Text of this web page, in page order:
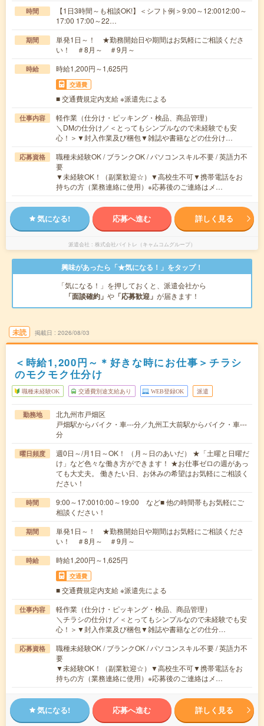
時間
【1日3時間～も相談OK!】＜シフト例＞9:00～12:0012:00～
17:00 17:00～22…
期間
単発1日～！ ★勤務開始日や期間はお気軽にご相談くださ
い！ ＃8月～ ＃9月～
時給 時給1,200円～1,625円
交通費
■ 交通費規定内支給 ※派遣先による
仕事内容
軽作業（仕分け・ピッキング・検品、商品管理）
＼DMの仕分け／＜とってもシンプルなので未経験でも安
心！＞▼封入作業及び梱包▼雑誌や書籍などの仕分け…
応募資格
職種未経験OK / ブランクOK / パソコンスキル不要 / 英語力不
要
▼未経験OK！（副業歓迎☆）▼高校生不可▼携帯電話をお
持ちの方（業務連絡に使用）※応募後のご連絡はメ…
気になる! 応募へ進む 詳しく見る
派遣会社 株式会社バイトレ（キャムコムグループ）
興味があったら「★気になる！」をタップ！
「気になる！」を押しておくと、派遣会社から
「面談確約」 や 「応募歓迎」 が届きます！
未読 掲載日 2026/08/03
＜時給1,200円～＊好きな時にお仕事＞チラシ
のモクモク仕分け
職種未経験OK 交通費別途支給あり WEB登録OK 派遣
勤務地
北九州市戸畑区
戸畑駅からバイク・車---分／九州工大前駅からバイク・車---
分
曜日頻度
週0日～/月1日～OK！ （月～日のあいだ） ★「土曜と日曜だ
け」など色々な働き方ができます！ ★お仕事ゼロの週があっ
ても大丈夫。 働きたい日、お休みの希望はお気軽にご相談く
ださい！
時間
9:00～17:0010:00～19:00 など■ 他の時間帯もお気軽にご
相談ください！
期間
単発1日～！ ★勤務開始日や期間はお気軽にご相談くださ
い！ ＃8月～ ＃9月～
時給 時給1,200円～1,625円
交通費
■ 交通費規定内支給 ※派遣先による
仕事内容
軽作業（仕分け・ピッキング・検品、商品管理）
＼チラシの仕分け／＜とってもシンプルなので未経験でも安
心！＞▼封入作業及び梱包▼雑誌や書籍などの仕分…
応募資格
職種未経験OK / ブランクOK / パソコンスキル不要 / 英語力不
要
▼未経験OK！（副業歓迎☆）▼高校生不可▼携帯電話をお
持ちの方（業務連絡に使用）※応募後のご連絡はメ…
気になる! 応募へ進む 詳しく見る